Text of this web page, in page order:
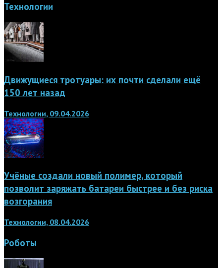
Технологии
Движущиеся тротуары: их почти сделали ещё
150 лет назад
Технологии, 09.04.2026
Учёные создали новый полимер, который
позволит заряжать батареи быстрее и без риска
возгорания
Технологии, 08.04.2026
Роботы